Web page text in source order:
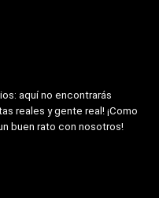
aquí no encontrarás
reales y gente real! ¡Como
buen rato con nosotros!